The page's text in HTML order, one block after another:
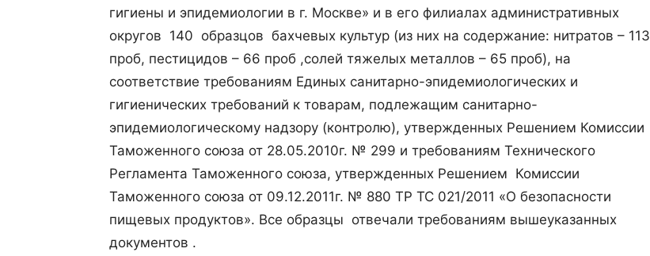
гигиены и эпидемиологии в г. Москве» и в его филиалах административных
округов 140 образцов бахчевых культур (из них на содержание: нитратов – 113
проб, пестицидов – 66 проб ,солей тяжелых металлов – 65 проб), на
соответствие требованиям Единых санитарно-эпидемиологических и
гигиенических требований к товарам, подлежащим санитарно-
эпидемиологическому надзору (контролю), утвержденных Решением Комиссии
Таможенного союза от 28.05.2010г. № 299 и требованиям Технического
Регламента Таможенного союза, утвержденных Решением Комиссии
Таможенного союза от 09.12.2011г. № 880 ТР ТС 021/2011 «О безопасности
пищевых продуктов». Все образцы отвечали требованиям вышеуказанных
документов .